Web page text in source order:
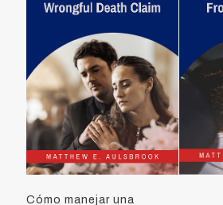
Cómo manejar una